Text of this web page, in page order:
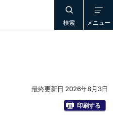
検索 メニュー
最終更新日 2026年8月3日
印刷する